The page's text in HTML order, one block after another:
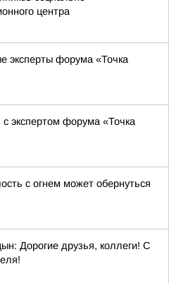
центра
эксперты форума «Точка
с экспертом форума «Точка
с огнем может обернуться
Дорогие друзья, коллеги! С